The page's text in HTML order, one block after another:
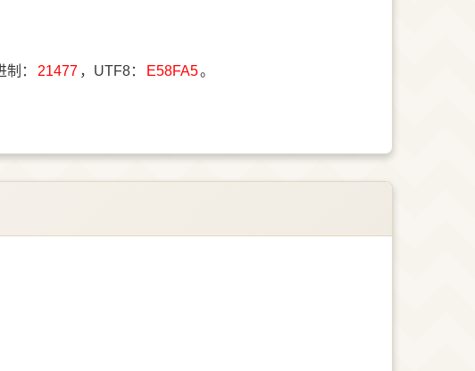
制： 21477 ，UTF8： E58FA5。